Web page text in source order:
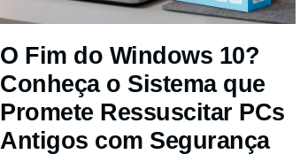
O Fim do Windows 10?
Conheça o Sistema que
Promete Ressuscitar PCs
Antigos com Segurança